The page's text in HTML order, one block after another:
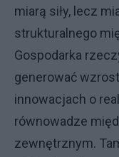
miarą siły, lecz
strukturalnego
Gospodarka
generować
innowacjach o
równowadze
zewnętrznym.